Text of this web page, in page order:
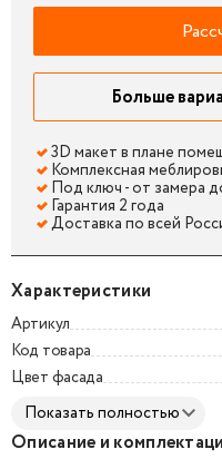
Больше
3D макет в плане
Комплексная
Под ключ - от замера
Гарантия 2 года
Доставка по всей
Характеристики
Артикул
Код товара
Цвет фасада
Показать полностью
Описание и